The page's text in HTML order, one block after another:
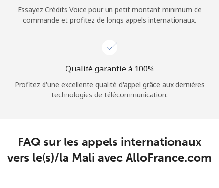
Continue avec
Essayez Crédits Voice pour un petit montant minimum de
commande et profitez de longs appels internationaux.
Qualité garantie à 100%
Profitez d'une excellente qualité d'appel grâce aux dernières
technologies de télécommunication.
FAQ sur les appels internationaux
vers le(s)/la Mali avec AlloFrance.com